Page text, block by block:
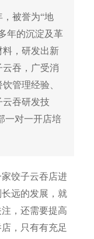
，被誉为“地
年的沉淀及革
料，研发出新
吞，广受消
管理经验、
云吞研发技
一对一开店培
饺子云吞店进
远的发展，就
，还需要提高
，只有有充足